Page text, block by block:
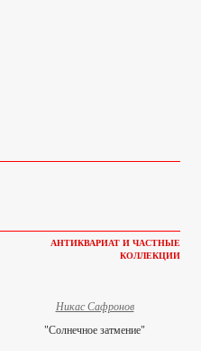
АНТИКВАРИАТ И ЧАСТНЫЕ
КОЛЛЕКЦИИ
Никас Сафронов
"Солнечное затмение"